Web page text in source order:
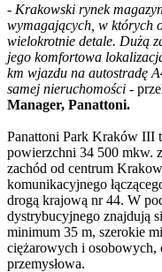
- Krakowski rynek
wymagających, w których
wielokrotnie detale. Dużą
jego komfortowa
km wjazdu na autostradę
samej nieruchomości -
Manager, Panattoni.
Panattoni Park Kraków III
powierzchni 34 500 mkw.
zachód od centrum
komunikacyjnego
drogą krajową nr 44. W
dystrybucyjnego znajdują
minimum 35 m, szerokie
ciężarowych i osobowych,
przemysłowa.